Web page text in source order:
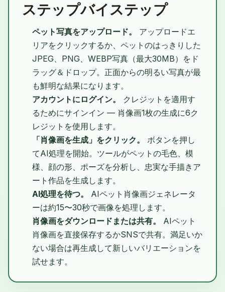
ステップバイステップ
ペット写真をアップロード。
アップロードエ
リアをクリックするか、ペットのはっきりした
JPEG、PNG、WEBP写真（最大30MB）をド
ラッグ＆ドロップ。正面からの明るい写真が最
も鮮明な結果になります。
アカウントにログイン。
クレジットを適用す
るためにサインイン — 肖像画1枚の生成に6ク
レジットを使用します。
「肖像画を生成」をクリック。
ボタンを押し
てAI処理を開始。ツールがペットの毛色、模
様、顔の形、ポーズを分析し、忠実な手描きア
ート作品を生成します。
AI処理を待つ。
AIペット肖像画ジェネレータ
ーは約15〜30秒で画像を処理します。
肖像画をダウンロードまたは共有。
AIペット
肖像画を直接保存するかSNSで共有。満足いか
ない場合は再生成して新しいバリエーションを
試せます。